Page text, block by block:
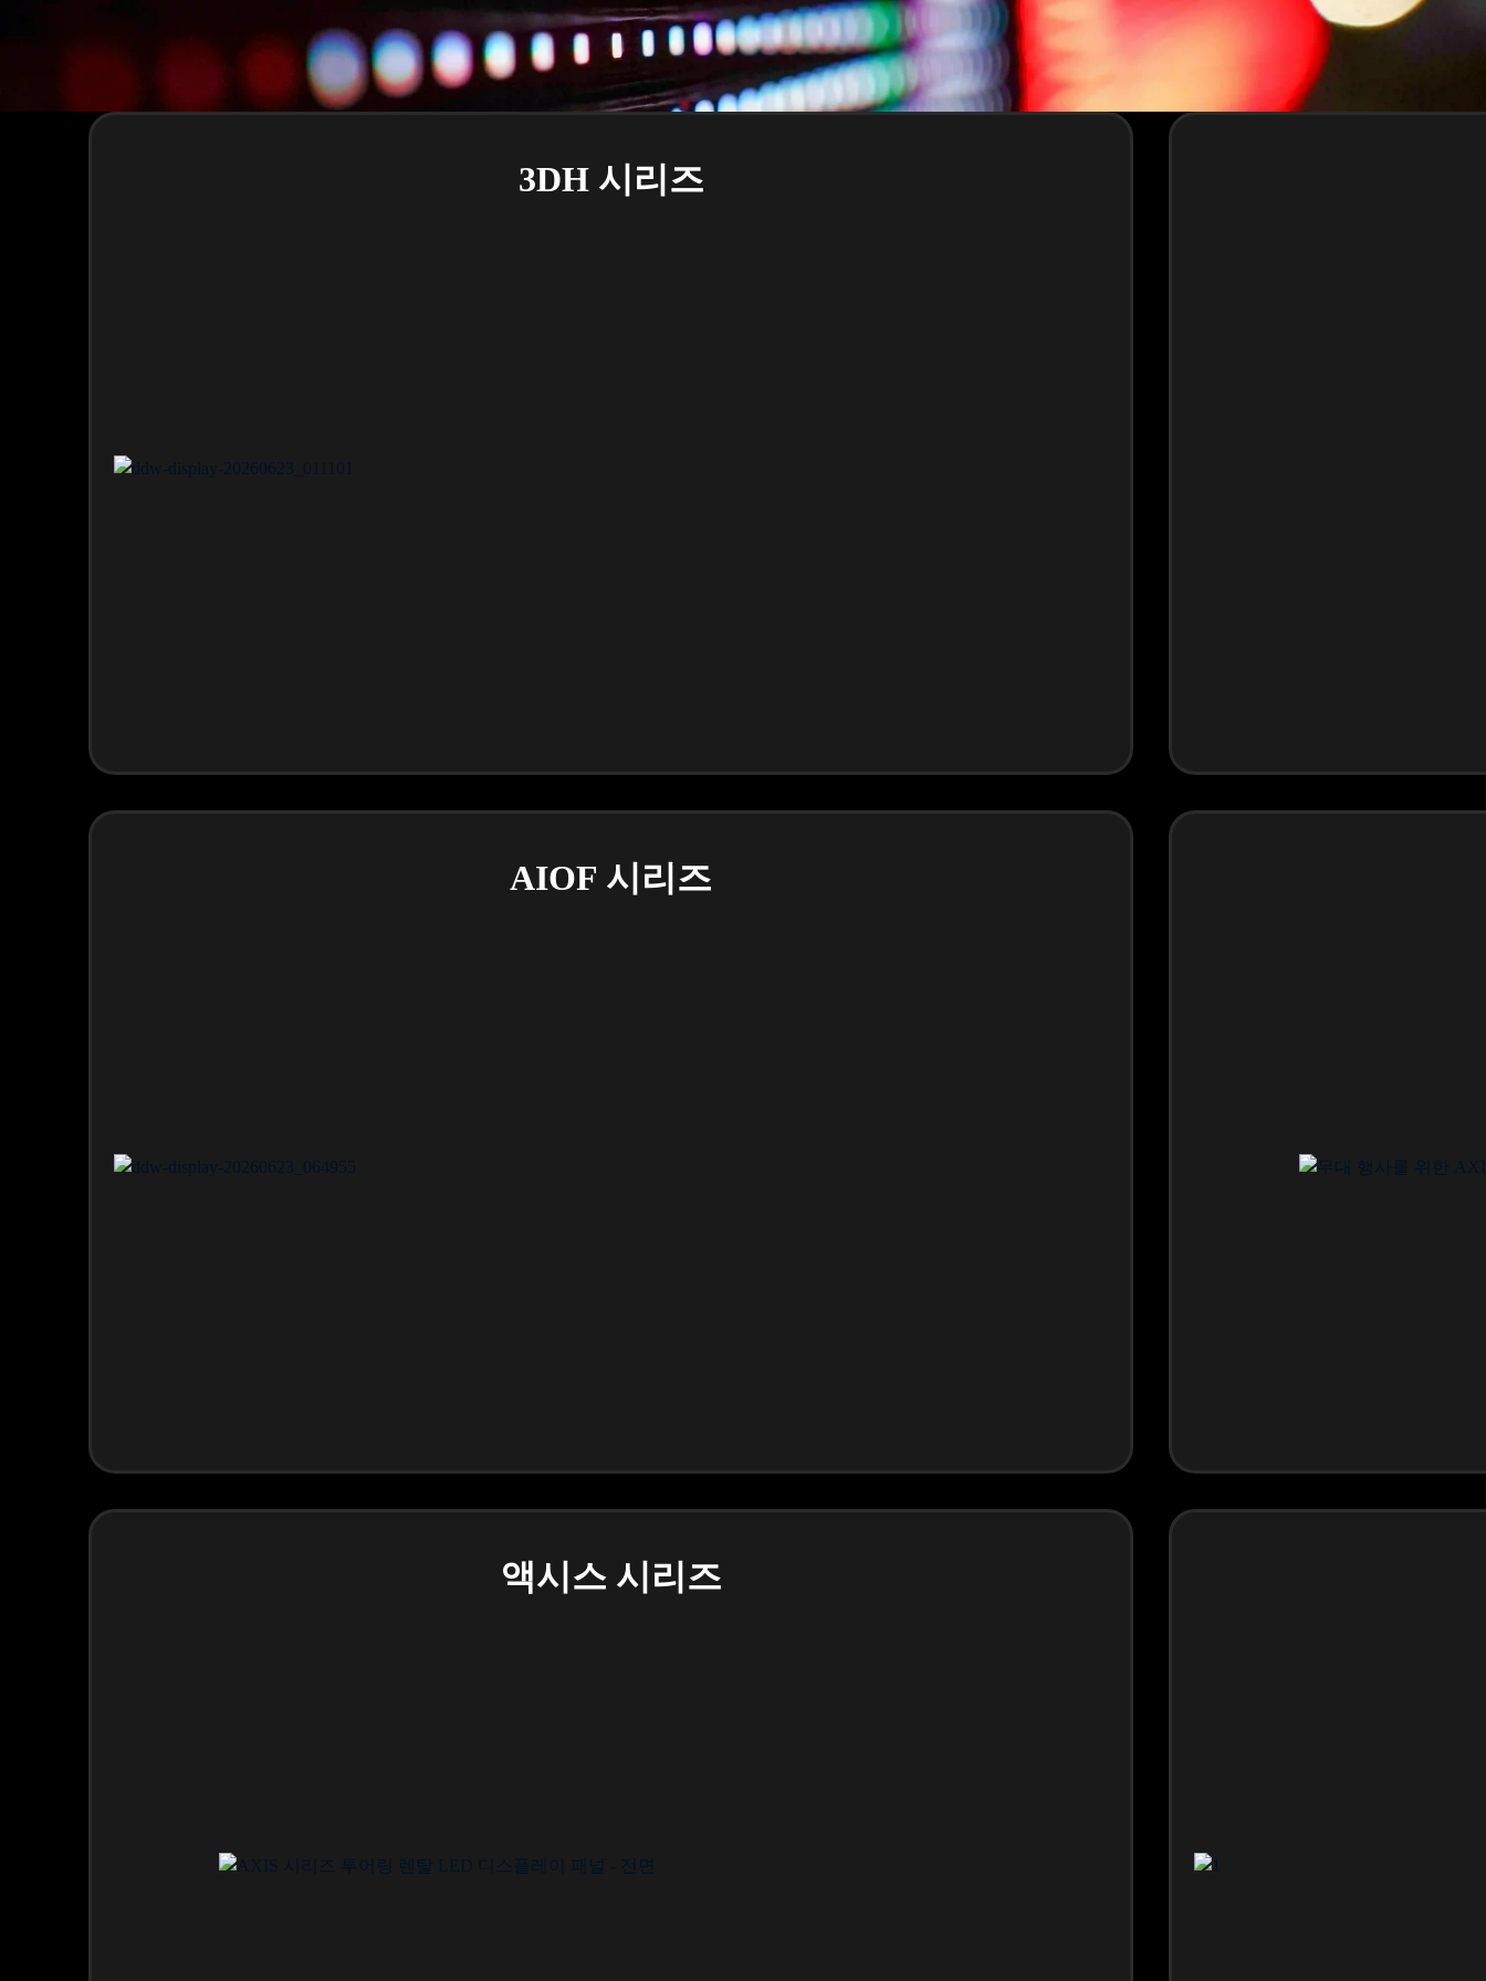
3DH 시리즈
AIOF 시리즈
액시스 시리즈